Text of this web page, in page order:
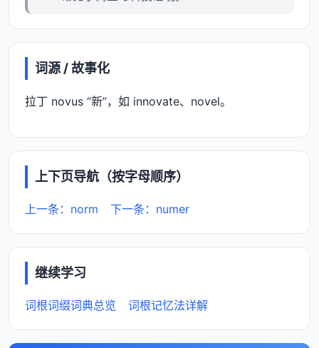
词源 / 故事化
拉丁 novus “新”，如 innovate、novel。
上下页导航（按字母顺序）
上一条：norm 下一条：numer
继续学习
词根词缀词典总览 词根记忆法详解